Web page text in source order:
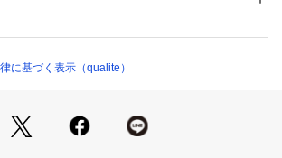
と合わせて、スタイリッシュな
ダルやスニーカーを合わせれば、アクティ
いては、商品の品質表示タグをご覧ください
ップ）
に基づく表示（qualite）